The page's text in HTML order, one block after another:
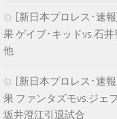
[新日本プロレス･速
果 ゲイブ･キッドvs.石井
他
[新日本プロレス･速
果 ファンタズモvs.ジェ
坂井澄江引退試合